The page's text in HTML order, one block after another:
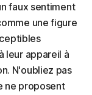
faux sentiment
une figure
leur appareil à
N'oubliez pas
ne proposent